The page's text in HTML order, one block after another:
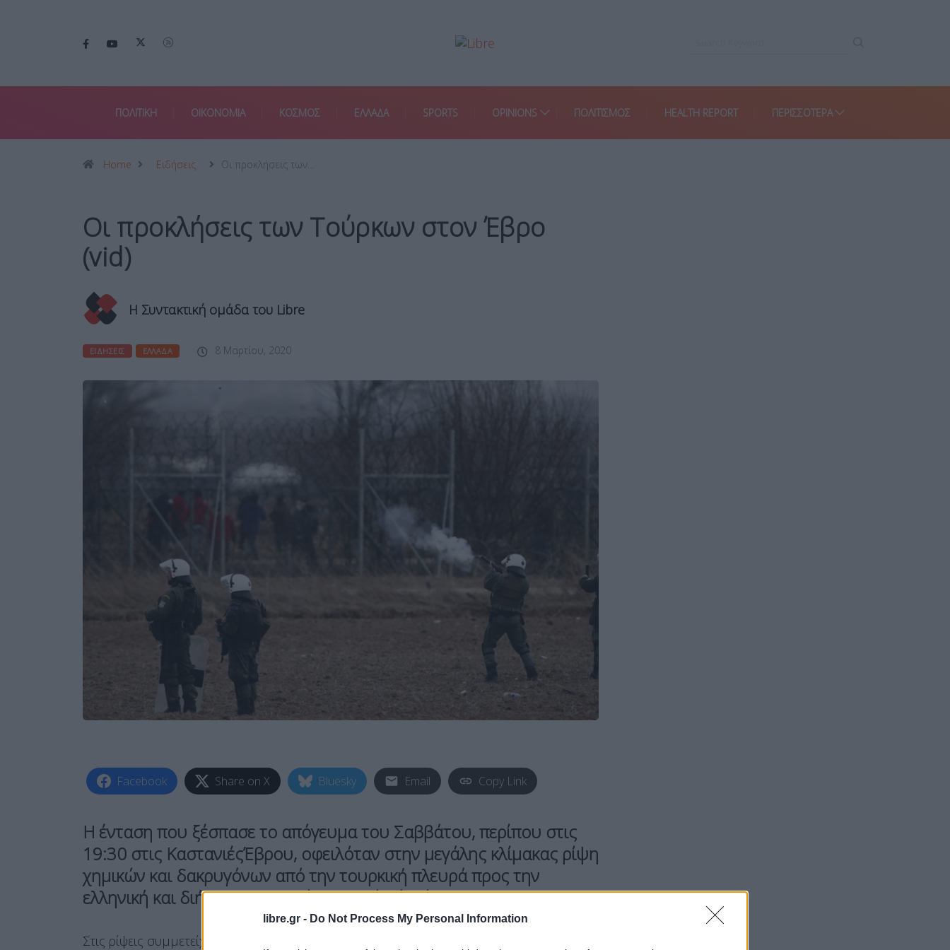
libre.gr - Do Not Process My Personal Information
ΠΟΛΙΤΙΚΗ ΟΙΚΟΝΟΜΙΑ ΚΟΣΜΟΣ ΕΛΛΑΔΑ SPORTS OPINIONS ΠΟΛΙΤΙΣΜΟΣ HEALTH REPORT ΠΕΡΙΣΣΌΤΕΡΑ
Home Ειδήσεις Οι προκλήσεις των…
Οι προκλήσεις των Τούρκων στον Έβρο
(vid)
Η Συντακτική ομάδα του Libre
ΕΙΔΉΣΕΙΣ ΕΛΛΆΔΑ 8 Μαρτίου, 2020
Facebook Share on X Bluesky Email Copy Link
Η ένταση που ξέσπασε το απόγευμα του Σαββάτου, περίπου στις
19:30 στις ΚαστανιέςΈβρου, οφειλόταν στην μεγάλης κλίμακας ρίψη
χημικών και δακρυγόνων από την τουρκική πλευρά προς την
ελληνική και διήρκεσε περισσότερο από δύο ώρες.
Στις ρίψεις συμμετείχαν φανερά τουρκικά σώματα ασφαλείας και έγινε προσπάθεια τα